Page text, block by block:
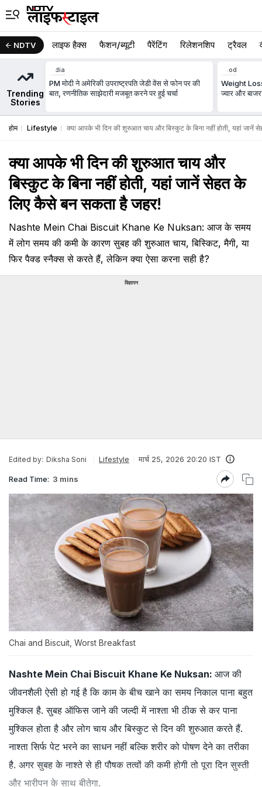
NDTV लाइफ हैक्स फैशन/ब्‍यूटी पैरेंटिंग रिलेशनशिप ट्रैवल
Trending
Stories
India
PM मोदी ने अमेरिकी उपराष्ट्रपति जेडी वेंस से फोन पर की
बात, रणनीतिक साझेदारी मजबूत करने पर हुई चर्चा
Food
Weight
ज्वार और
होम Lifestyle क्या आपके भी दिन की शुरुआत चाय और बिस्कुट के बिना नहीं होती, यहां जानें
क्या आपके भी दिन की शुरुआत चाय और
बिस्कुट के बिना नहीं होती, यहां जानें सेहत के
लिए कैसे बन सकता है जहर!
Nashte Mein Chai Biscuit Khane Ke Nuksan: आज के समय
में लोग समय की कमी के कारण सुबह की शुरुआत चाय, बिस्किट, मैगी, या
फिर पैक्ड स्नैक्स से करते हैं, लेकिन क्या ऐसा करना सही है?
विज्ञापन
Edited by: Diksha Soni Lifestyle मार्च 25, 2026 20:20 IST
Read Time: 3 mins
Chai and Biscuit, Worst Breakfast
Nashte Mein Chai Biscuit Khane Ke Nuksan: आज की
जीवनशैली ऐसी हो गई है कि काम के बीच खाने का समय निकाल पाना बहुत
मुश्किल है. सुबह ऑफिस जाने की जल्दी में नाश्ता भी ठीक से कर पाना
मुश्किल होता है और लोग चाय और बिस्कुट से दिन की शुरुआत करते हैं.
नाश्ता सिर्फ पेट भरने का साधन नहीं बल्कि शरीर को पोषण देने का तरीका
है. अगर सुबह के नाश्ते से ही पौषक तत्वों की कमी होगी तो पूरा दिन सुस्ती
और भारीपन के साथ बीतेगा.